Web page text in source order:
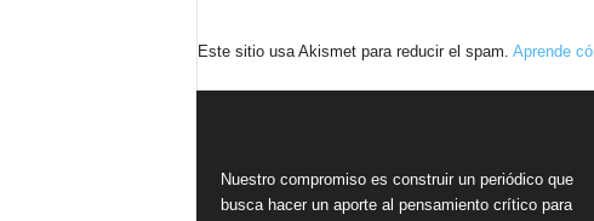
Este sitio usa Akismet para reducir el spam. Aprende
Nuestro compromiso es construir un periódico que
busca hacer un aporte al pensamiento crítico para